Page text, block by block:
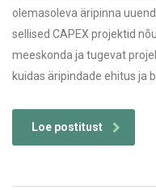
olemasoleva äripinna
sellised CAPEX projektid
meeskonda ja tugevat
kuidas äripindade ehitus ja
Loe postitust